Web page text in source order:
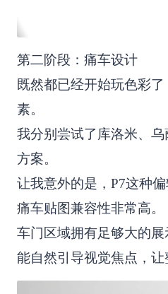
第二阶段：痛车设计
既然都已经开始玩色彩
素。
我分别尝试了库洛米、
方案。
让我意外的是，P7这种
痛车贴图兼容性非常高。
车门区域拥有足够大的
能自然引导视觉焦点，让